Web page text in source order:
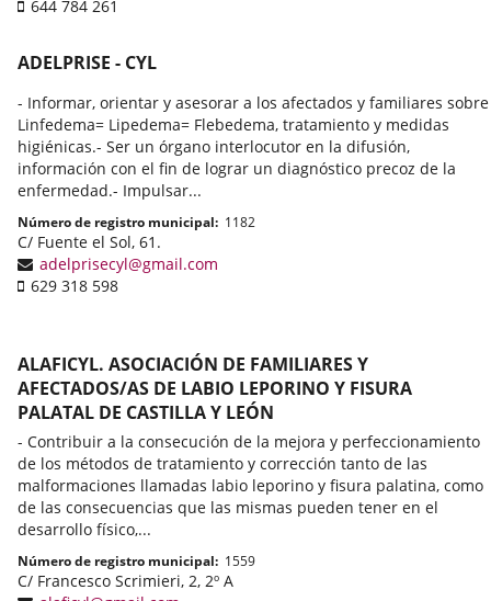
de
Téléphone
644 784 261
ADELPRISE - CYL
- Informar, orientar y asesorar a los afectados y familiares sobre
Linfedema= Lipedema= Flebedema, tratamiento y medidas
higiénicas.- Ser un órgano interlocutor en la difusión,
información con el fin de lograr un diagnóstico precoz de la
enfermedad.- Impulsar...
Número de registro municipal 1182
Adresse
postale
C/ Fuente el Sol, 61.
Adresse
de
adelprisecyl@gmail.com
Téléphone
629 318 598
ALAFICYL. ASOCIACIÓN DE FAMILIARES Y
AFECTADOS/AS DE LABIO LEPORINO Y FISURA
PALATAL DE CASTILLA Y LEÓN
- Contribuir a la consecución de la mejora y perfeccionamiento
de los métodos de tratamiento y corrección tanto de las
malformaciones llamadas labio leporino y fisura palatina, como
de las consecuencias que las mismas pueden tener en el
desarrollo físico,...
Número de registro municipal 1559
Adresse
C/ Francesco Scrimieri, 2, 2º A